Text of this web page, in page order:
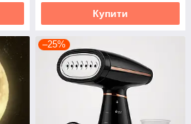
Купити
–25%